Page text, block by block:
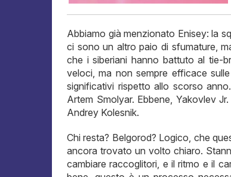
Abbiamo già menzionato Enisey: la
ci sono un altro paio di sfumature,
che i siberiani hanno battuto al tie-
veloci, ma non sempre efficace
significativi rispetto allo scorso
Artem Smolyar. Ebbene, Yakovlev
Andrey Kolesnik.
Chi resta? Belgorod? Logico, che
ancora trovato un volto chiaro.
cambiare raccoglitori, e il ritmo e il